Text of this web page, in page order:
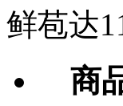
鲜苞达
商